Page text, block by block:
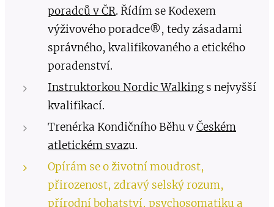
poradců v ČR. Řídím se Kodexem
výživového poradce®, tedy zásadami
správného, kvalifikovaného a etického
poradenství.
Instruktorkou Nordic Walking s nejvyšší
kvalifikací.
Trenérka Kondičního Běhu vČeském
atletickém svazu.
Opírám se o životní moudrost,
přirozenost, zdravý selský rozum,
přírodní bohatství, psychosomatiku a